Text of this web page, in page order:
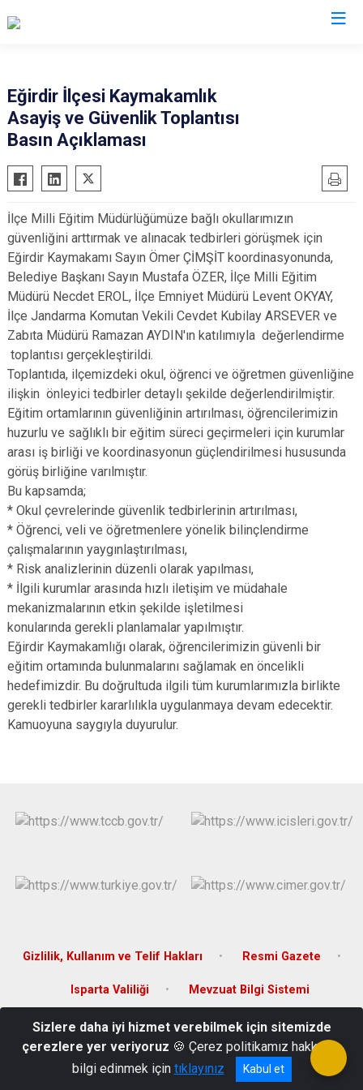
Atabey
Gelendost
Keçiborlu
Şarkikaraağaç
Senirkent
Yenişarbademli
Aksu
Eğirdir İlçesi Kaymakamlık
Asayiş ve Güvenlik Toplantısı
Basın Açıklaması
İlçe Milli Eğitim Müdürlüğümüze bağlı okullarımızın
güvenliğini arttırmak ve alınacak tedbirleri görüşmek için
Eğirdir Kaymakamı Sayın Ömer ÇİMŞİT koordinasyonunda,
Belediye Başkanı Sayın Mustafa ÖZER, İlçe Milli Eğitim
Müdürü Necdet EROL, İlçe Emniyet Müdürü Levent OKYAY,
İlçe Jandarma Komutan Vekili Cevdet Kubilay ARSEVER ve
Zabıta Müdürü Ramazan AYDIN'ın katılımıyla değerlendirme
toplantısı gerçekleştirildi.
Toplantıda, ilçemizdeki okul, öğrenci ve öğretmen güvenliğine
ilişkin önleyici tedbirler detaylı şekilde değerlendirilmiştir.
Eğitim ortamlarının güvenliğinin artırılması, öğrencilerimizin
huzurlu ve sağlıklı bir eğitim süreci geçirmeleri için kurumlar
arası iş birliği ve koordinasyonun güçlendirilmesi hususunda
görüş birliğine varılmıştır.
Bu kapsamda;
* Okul çevrelerinde güvenlik tedbirlerinin artırılması,
* Öğrenci, veli ve öğretmenlere yönelik bilinçlendirme
çalışmalarının yaygınlaştırılması,
* Risk analizlerinin düzenli olarak yapılması,
* İlgili kurumlar arasında hızlı iletişim ve müdahale
mekanizmalarının etkin şekilde işletilmesi
konularında gerekli planlamalar yapılmıştır.
Eğirdir Kaymakamlığı olarak, öğrencilerimizin güvenli bir
eğitim ortamında bulunmalarını sağlamak en öncelikli
hedefimizdir. Bu doğrultuda ilgili tüm kurumlarımızla birlikte
gerekli tedbirler kararlılıkla uygulanmaya devam edecektir.
Kamuoyuna saygıyla duyurulur.
Gizlilik, Kullanım ve Telif Hakları Resmi Gazete
Isparta Valiliği Mevzuat Bilgi Sistemi
Cami Mah. Hükümet Konağı 32500 Eğirdir/ISPARTA
02463114114
Sizlere daha iyi hizmet verebilmek için sitemizde
çerezlere yer veriyoruz 🍪 Çerez politikamız hakkında
bilgi edinmek için tıklayınız Kabul et